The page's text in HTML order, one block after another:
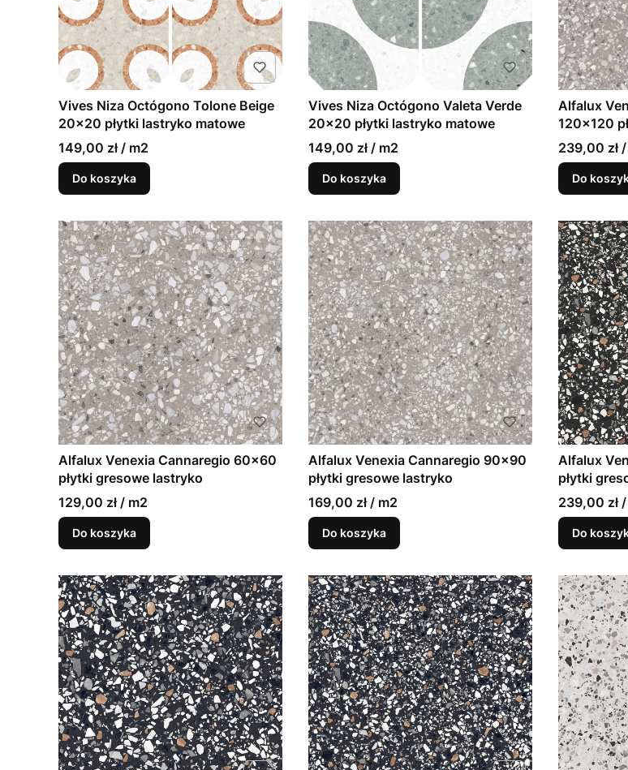
Vives Niza Octógono Tolone Beige
20x20 płytki lastryko matowe
149,00 zł / m2
Do koszyka
Vives Niza Octógono Valeta Verde
20x20 płytki lastryko matowe
149,00 zł / m2
Do koszyka
Alfalux
120x120
239,00 zł
Do
Alfalux Venexia Cannaregio 60x60
płytki gresowe lastryko
129,00 zł / m2
Do koszyka
Alfalux Venexia Cannaregio 90x90
płytki gresowe lastryko
169,00 zł / m2
Do koszyka
Alfalux
płytki
239,00 zł
Do